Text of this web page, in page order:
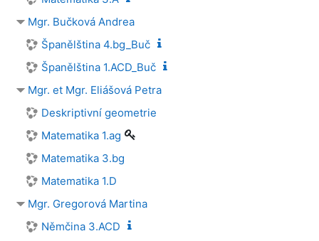
Mgr. Bučková Andrea
Španělština 4.bg_Buč
Španělština 1.ACD_Buč
Mgr. et Mgr. Eliášová Petra
Deskriptivní geometrie
Matematika 1.ag
Matematika 3.bg
Matematika 1.D
Mgr. Gregorová Martina
Němčina 3.ACD